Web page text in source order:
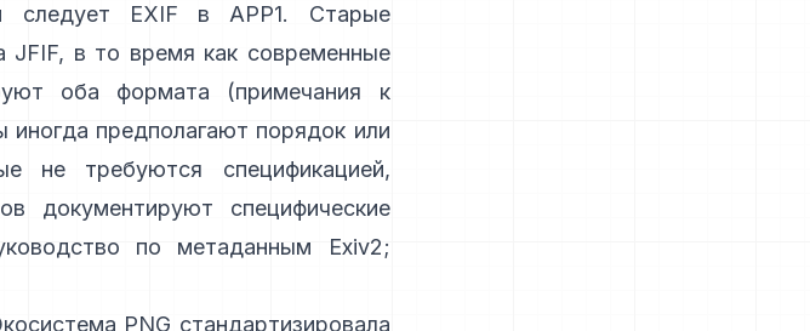
следует EXIF в APP1. Старые
в то время как современные
оба формата (примечания к
иногда предполагают порядок или
не требуются спецификацией,
документируют специфические
по метаданным Exiv2;
PNG стандартизировала